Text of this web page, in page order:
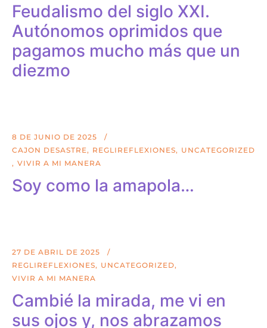
Feudalismo del siglo XXI.
Autónomos oprimidos que
pagamos mucho más que un
diezmo
8 DE JUNIO DE 2025
CAJON DESASTRE
REGLIREFLEXIONES
UNCATEGORIZED
VIVIR A MI MANERA
Soy como la amapola…
27 DE ABRIL DE 2025
REGLIREFLEXIONES
UNCATEGORIZED
VIVIR A MI MANERA
Cambié la mirada, me vi en
sus ojos y, nos abrazamos